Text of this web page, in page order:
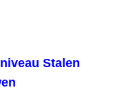
Stalen